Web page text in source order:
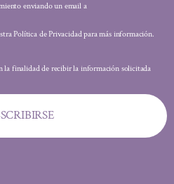
enviando un email a
Política de Privacidad para más información.
la finalidad de recibir la información solicitada